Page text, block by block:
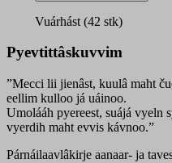
Vuárhást (42 stk)
Pyevtittâskuvvim
”Mecci lii jienâst, kuulâ maht
eellim kulloo já uáinoo.
Umolááh pyereest, suájá vyeln
vyerdih maht evvis kávnoo.”
Párnáilaavlâkirje aanaar- ja